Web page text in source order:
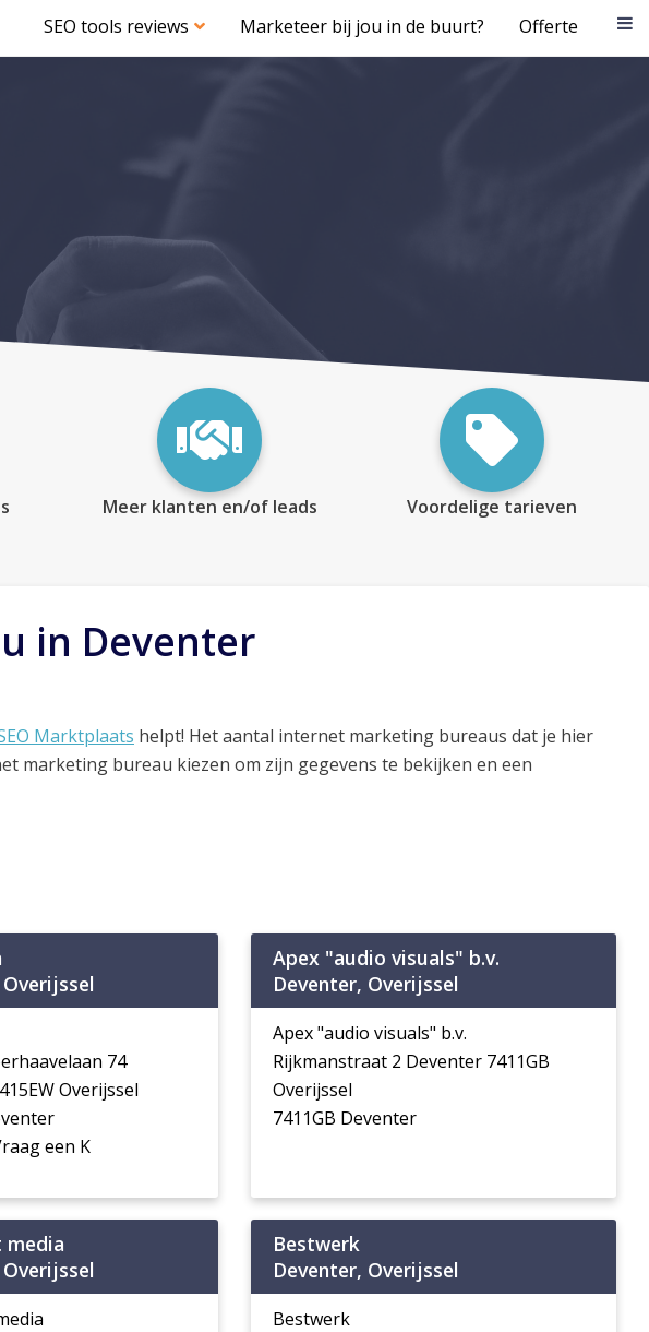
SEO tools reviews Marketeer bij jou in de buurt? Offerte
Meer klanten en/of leads Voordelige tarieven
in Deventer
Marktplaats helpt! Het aantal internet marketing bureaus dat je hier
marketing bureau kiezen om zijn gegevens te bekijken en een
74
Overijssel
een K
Apex "audio visuals" b.v.
Deventer, Overijssel
Apex "audio visuals" b.v.
Rijkmanstraat 2 Deventer 7411GB
Overijssel
7411GB Deventer
media
Bestwerk
Deventer, Overijssel
Bestwerk